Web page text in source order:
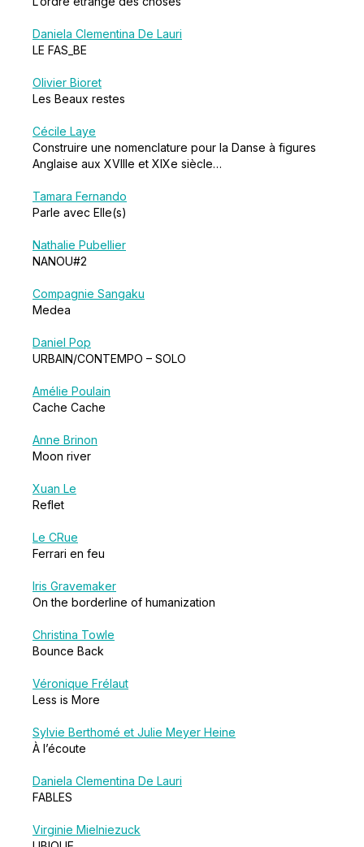
Daniela Clementina De Lauri
LE FAS_BE
Olivier Bioret
Les Beaux restes
Cécile Laye
Construire une nomenclature pour la Danse à figures
Anglaise aux XVIIIe et XIXe siècle…
Tamara Fernando
Parle avec Elle(s)
Nathalie Pubellier
NANOU#2
Compagnie Sangaku
Medea
Daniel Pop
URBAIN/CONTEMPO – SOLO
Amélie Poulain
Cache Cache
Anne Brinon
Moon river
Xuan Le
Reflet
Le CRue
Ferrari en feu
Iris Gravemaker
On the borderline of humanization
Christina Towle
Bounce Back
Véronique Frélaut
Less is More
Sylvie Berthomé et Julie Meyer Heine
À l’écoute
Daniela Clementina De Lauri
FABLES
Virginie Mielniezuck